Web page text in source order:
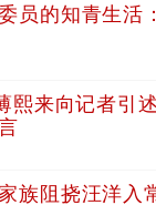
员的知青生活
熙来向记者引
族阻挠汪洋入